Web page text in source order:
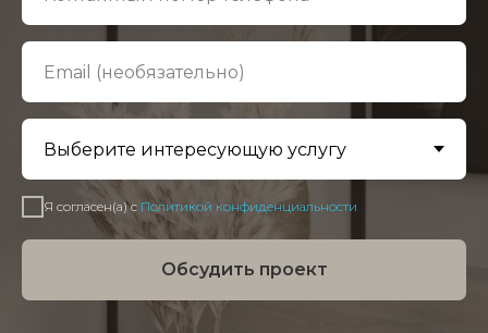
Я согласен(а) с Политикой конфиденциальности
Обсудить проект